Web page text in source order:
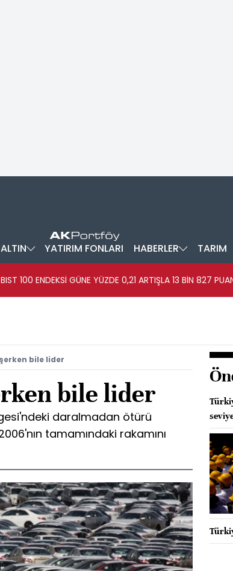
ALTIN YATIRIM FONLARI HABERLER TARIM
100 ENDEKSİ GÜNE YÜZDE 0,21 ARTIŞLA 13 BİN 827
bile lider
bile lider
daralmadan ötürü
tamamındaki rakamını